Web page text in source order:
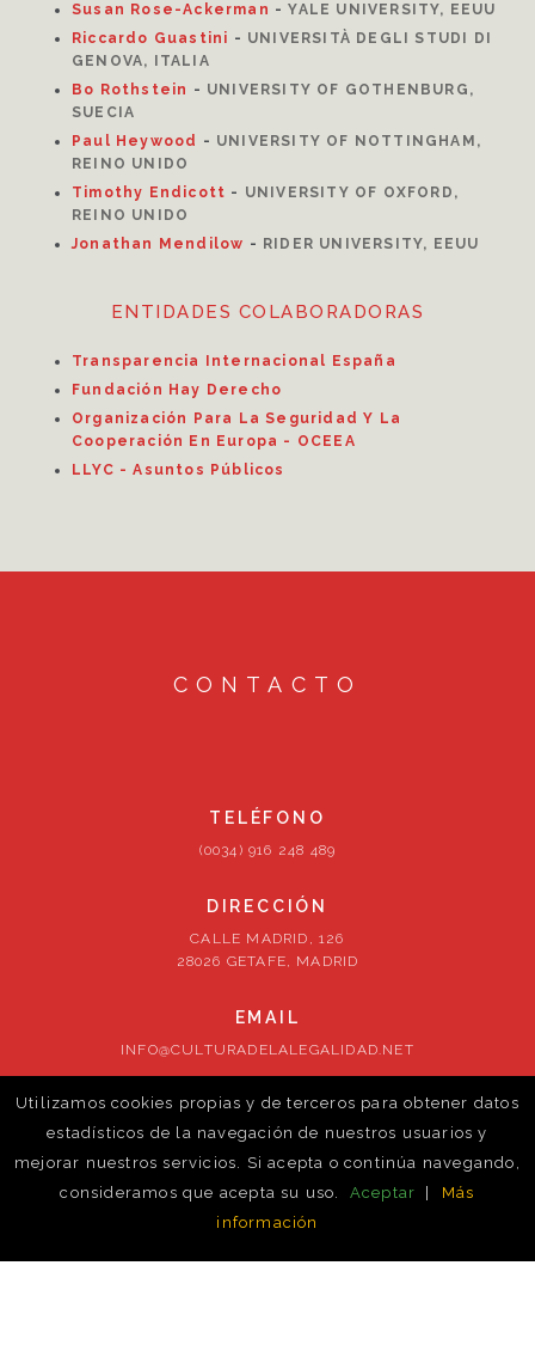
Susan Rose-Ackerman -YALE UNIVERSITY, EEUU
Riccardo Guastini - UNIVERSITÀ DEGLI STUDI DI
GENOVA, ITALIA
Bo Rothstein - UNIVERSITY OF GOTHENBURG,
SUECIA
Paul Heywood - UNIVERSITY OF NOTTINGHAM,
REINO UNIDO
Timothy Endicott - UNIVERSITY OF OXFORD,
REINO UNIDO
Jonathan Mendilow - RIDER UNIVERSITY, EEUU
ENTIDADES COLABORADORAS
Transparencia Internacional España
Fundación Hay Derecho
Organización Para La Seguridad Y La
Cooperación En Europa - OCEEA
LLYC - Asuntos Públicos
CONTACTO
TELÉFONO
(0034) 916 248 489
DIRECCIÓN
CALLE MADRID, 126
28026 GETAFE, MADRID
EMAIL
INFO@CULTURADELALEGALIDAD.NET
SÍGUENOS
Utilizamos cookies propias y de terceros para obtener datos
estadísticos de la navegación de nuestros usuarios y
mejorar nuestros servicios. Si acepta o continúa navegando,
consideramos que acepta su uso.
Aceptar
Más
información